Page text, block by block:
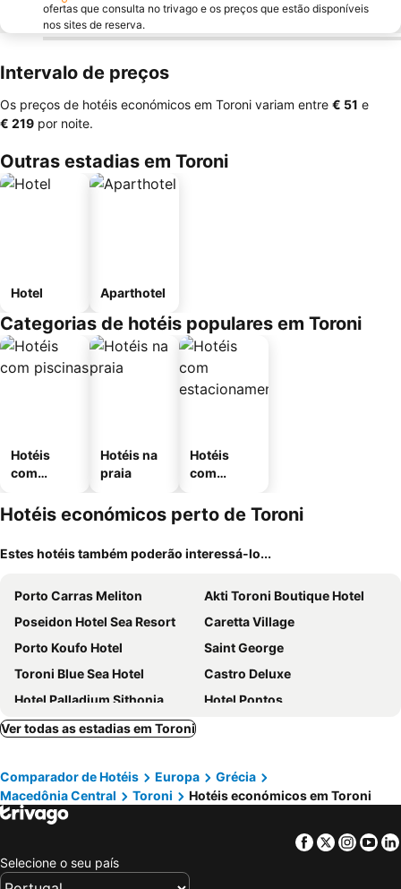
ofertas que consulta no trivago e os preços que estão disponíveis
nos sites de reserva.
Intervalo de preços
Os preços de hotéis económicos em Toroni variam entre ‎€ 51 e
‎€ 219 por noite.
Outras estadias em Toroni
Hotel Aparthotel
Categorias de hotéis populares em Toroni
Hotéis
com
Hotéis na
praia
Hotéis
com
mento
Hotéis económicos perto de Toroni
Estes hotéis também poderão interessá-lo...
Porto Carras Meliton
Akti Toroni Boutique Hotel
Poseidon Hotel Sea Resort
Caretta Village
Porto Koufo Hotel
Saint George
Toroni Blue Sea Hotel
Castro Deluxe
Hotel Palladium Sithonia
Hotel Pontos
Vergina Pension
Hotel Pefko
Ver todas as estadias em Toroni
Comparador de Hotéis Europa
Grécia
Macedônia Central
Toroni Hotéis económicos em Toroni
Facebook
Twitter
Selecione o seu país